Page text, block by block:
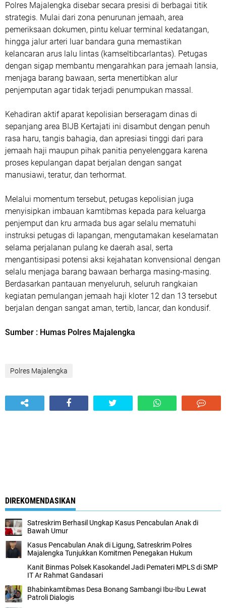
Polres Majalengka disebar secara presisi di berbagai titik
strategis. Mulai dari zona penurunan jemaah, area
pemeriksaan dokumen, pintu keluar terminal kedatangan,
hingga jalur arteri luar bandara guna memastikan
kelancaran arus lalu lintas (kamseltibcarlantas). Petugas
dengan sigap membantu mengarahkan para jemaah lansia,
menjaga barang bawaan, serta menertibkan alur
penjemputan agar tidak terjadi penumpukan massal.
Kehadiran aktif aparat kepolisian berseragam dinas di
sepanjang area BIJB Kertajati ini disambut dengan penuh
rasa haru, tangis bahagia, dan apresiasi tinggi dari para
jemaah haji maupun pihak panitia penyelenggara karena
proses kepulangan dapat berjalan dengan sangat
manusiawi, teratur, dan terhormat.
Melalui momentum tersebut, petugas kepolisian juga
menyisipkan imbauan kamtibmas kepada para keluarga
penjemput dan kru armada bus agar selalu mematuhi
instruksi petugas di lapangan, mengutamakan keselamatan
selama perjalanan pulang ke daerah asal, serta
mengantisipasi potensi aksi kejahatan konvensional dengan
selalu menjaga barang bawaan berharga masing-masing.
Berdasarkan pantauan menyeluruh, seluruh rangkaian
kegiatan pemulangan jemaah haji kloter 12 dan 13 tersebut
berjalan dengan sangat aman, tertib, lancar, dan kondusif.
Sumber : Humas Polres Majalengka
Polres Majalengka
DIREKOMENDASIKAN
Satreskrim Berhasil Ungkap Kasus Pencabulan Anak di
Bawah Umur
Kasus Pencabulan Anak di Ligung, Satreskrim Polres
Majalengka Tunjukkan Komitmen Penegakan Hukum
Kanit Binmas Polsek Kasokandel Jadi Pemateri MPLS di SMP
IT Ar Rahmat Gandasari
Bhabinkamtibmas Desa Bonang Sambangi Ibu-Ibu Lewat
Patroli Dialogis